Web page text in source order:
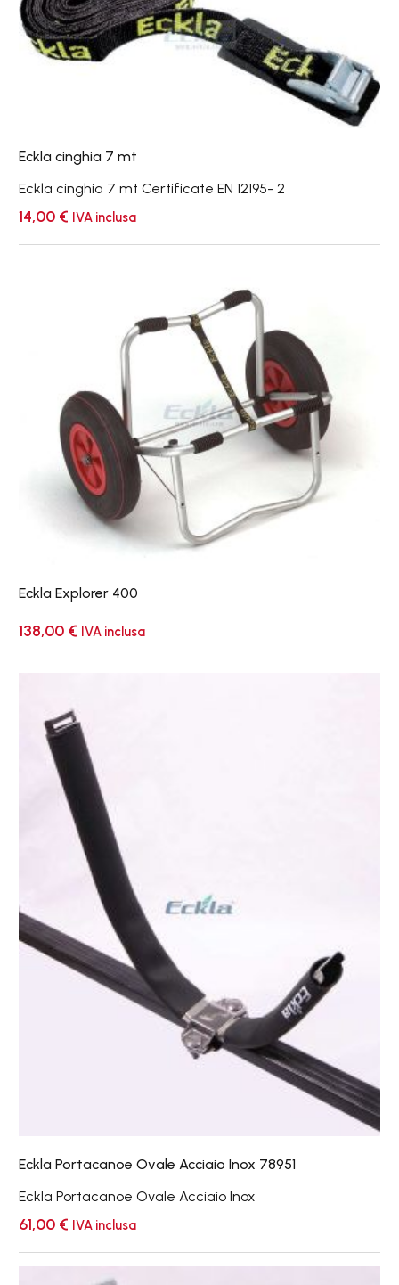
mt
Eckla cinghia 7 mt
Eckla cinghia 7 mt Certificate EN 12195- 2
14,00 € IVA inclusa
Explorer
400
Eckla Explorer 400
138,00 € IVA inclusa
Eckla Portacanoe Ovale Acciaio Inox 78951
Eckla Portacanoe Ovale Acciaio Inox
61,00 € IVA inclusa